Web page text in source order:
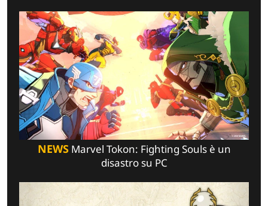
NEWSMarvel Tokon: Fighting Souls è un
disastro su PC